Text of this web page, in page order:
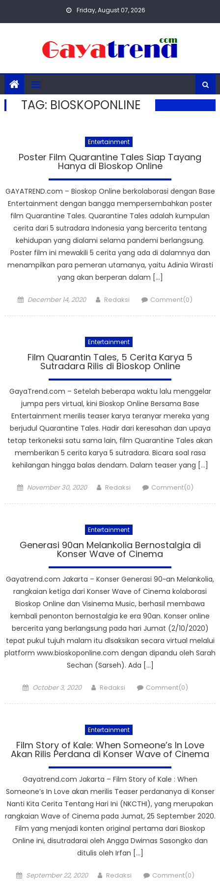
Friday, August 07, 2026
TAG: BIOSKOPONLINE
Entertainment
Poster Film Quarantine Tales Siap Tayang
Hanya di Bioskop Online
GAYATREND.com – Bioskop Online berkolaborasi dengan Base
Entertainment dengan bangga mempersembahkan poster
film Quarantine Tales. Quarantine Tales adalah kumpulan
cerita dari 5 sutradara Indonesia yang bercerita tentang
kehidupan yang dialami selama pandemi berlangsung.
Poster film ini mewakili 5 cerita yang ada di dalamnya dan
menampilkan para pemeran utamanya, yaitu Adinia Wirasti
yang akan berperan dalam […]
Posted
December 14, 2020 Author
Redaksi Comment(0)
Entertainment
Film Quarantin Tales, 5 Cerita Karya 5
Sutradara Rilis di Bioskop Online
GayaTrend.com – Setelah beberapa waktu lalu menggelar
jumpa pers virtual, kini Bioskop Online Bersama Base
Entertainment merilis teaser karya teranyar mereka yang
berjudul Quarantine Tales. Hadir dari keresahan dan upaya
tetap terkoneksi satu sama lain, film Quarantine Tales akan
memberikan 5 cerita karya 5 sutradara. Bicara soal rasa
kehilangan hingga balas dendam. Dalam teaser yang […]
Posted
November 30, 2020 Author
Redaksi Comment(0)
Entertainment
Generasi 90an Melankolia Bernostalgia di
Konser Wave of Cinema
Gayatrend.com Jakarta – Konser Generasi 90~an Melankolia,
rangkaian ketiga dari Konser Wave of Cinema kolaborasi
Bioskop Online dan Visinema Music, berhasil membawa
kembali penonton bernostalgia ke era 90an. Konser online
bercerita yang berlangsung pada hari Jumat (2/10/2020)
tepat pukul tujuh malam itu dlsaksikan secara virtual melalui
platform www.bioskoponline.com dengan dipandu oleh Sarah
Sechan (Sarseh). Ada […]
Posted
October 3, 2020 Author
Redaksi Comment(0)
Entertainment
Film Story of Kale: When Someone’s In Love
Akan Rilis Perdana di Konser Wave of Cinema
Gayatrend.com Jakarta – Film Story of Kale : When
Someone’s In Love akan merilis Teaser perdananya di Konser
Nanti Kita Cerita Tentang Hari Ini (NKCTHI), yang merupakan
rangkaian Wave of Cinema pada Jumat, 25 September 2020.
Film yang menjadi konten original pertama dari Bioskop
Online ini, disutradarai oleh Angga Dwimas Sasongko dan
ditulis oleh Irfan […]
Posted
September 22, 2020 Author
Redaksi Comment(0)